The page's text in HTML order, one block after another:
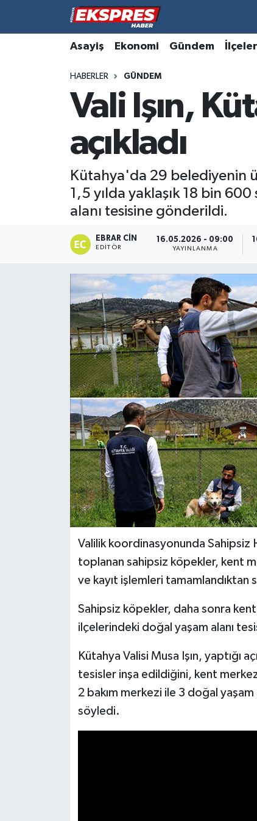
Asayiş Ekonomi Gündem İlçeler
HABERLER GÜNDEM
Vali Işın,
açıkladı
Kütahya'da 29 belediyenin
1,5 yılda yaklaşık 18 bin
alanı tesisine gönderildi.
EBRAR CIN
EDITÖR
16.05.2026 - 09:00
YAYINLANMA
Valilik koordinasyonunda Sahipsiz
toplanan sahipsiz köpekler, kent
ve kayıt işlemleri
Sahipsiz köpekler, daha sonra
ilçelerindeki doğal yaşam alanı
Kütahya Valisi Musa Işın, yaptığı
tesisler inşa edildiğini, kent
2 bakım merkezi ile 3 doğal
söyledi.
Altıntaş
Aslanapa
Biyografiler
Çavdarhisar
Domaniç
Ekonomi
Foto Galeri
Gündem
Köşe Yazıları
Otomobil
Hava Durumu
Trafik Durumu
Süper Lig Puan Durumu ve Fikstür
Tüm Manşetler
Son Dakika Haberleri
Haber Arşivi